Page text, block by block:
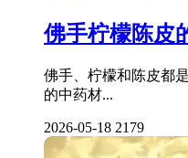
佛手柠檬陈皮
佛手、柠檬和陈皮都
的中药材...
2026-05-18 2179